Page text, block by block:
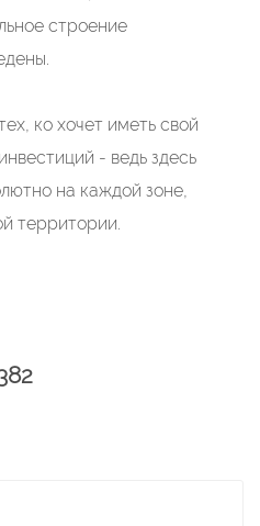
строение
ко хочет иметь свой
- ведь здесь
на каждой зоне,
территории.